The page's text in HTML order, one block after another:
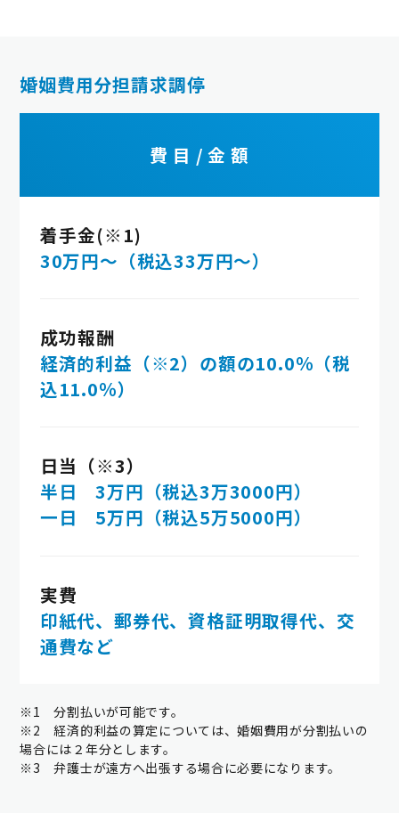
婚姻費用分担請求調停
費 目 / 金 額
着手金(※1)
30万円～（税込33万円～）
成功報酬
経済的利益（※2）の額の10.0％（税
込11.0％）
日当（※3）
半日 3万円（税込3万3000円）
一日 5万円（税込5万5000円）
実費
印紙代、郵券代、資格証明取得代、交
通費など
※1 分割払いが可能です。
※2 経済的利益の算定については、婚姻費用が分割払いの
場合には２年分とします。
※3 弁護士が遠方へ出張する場合に必要になります。